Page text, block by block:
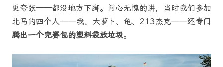
更夸张——都没地方下脚。问心无愧的讲，当时我们参加
北马的四个人——我、大萝卜、龟、213杰克——还专门
腾出一个完赛包的塑料袋放垃圾。